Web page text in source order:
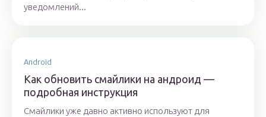
уведомлений...
Android
Как обновить смайлики на андроид —
подробная инструкция
Смайлики уже давно активно используют для